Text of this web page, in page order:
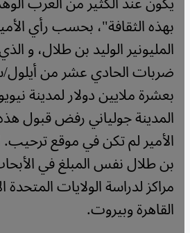
بهذه الثقافة"، بحسب رأي
المليونير الوليد بن طلال، و
ضربات الحادي عشر من أيلول/
بعشرة ملايين دولار لمدينة
المدينة جولياني رفض قبول
الأمير لم تكن في موقع
بن طلال نفس المبلغ في
مراكز لدراسة الولايات
القاهرة وبيروت.